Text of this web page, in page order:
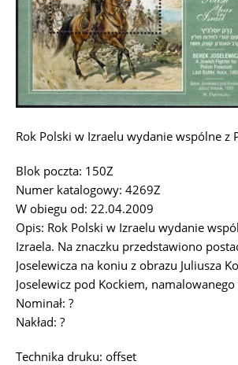
Rok Polski w Izraelu wydanie wspólne z
Blok poczta: 150Z
Numer katalogowy: 4269Z
W obiegu od: 22.04.2009
Opis: Rok Polski w Izraelu wydanie
Izraela. Na znaczku przedstawiono
Joselewicza na koniu z obrazu Juliusza
Joselewicz pod Kockiem,
Nominał: ?
Nakład: ?
Technika druku: offset